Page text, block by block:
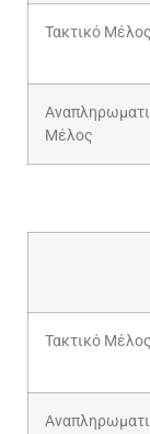
Τακτικό Μέλος
Μέλος
Τακτικό Μέλος